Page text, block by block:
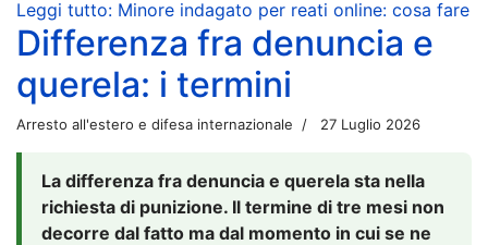
Leggi tutto: Minore indagato per reati online: cosa fare
Differenza fra denuncia e
querela: i termini
Arresto all'estero e difesa internazionale 27 Luglio 2026
La differenza fra denuncia e querela sta nella
richiesta di punizione. Il termine di tre mesi non
decorre dal fatto ma dal momento in cui se ne